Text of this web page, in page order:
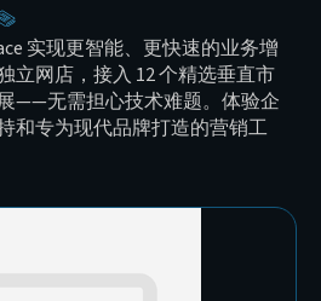
实现更智能、更快速的业务增
立网店，接入 12 个精选垂直市
——无需担心技术难题。体验企
和专为现代品牌打造的营销工